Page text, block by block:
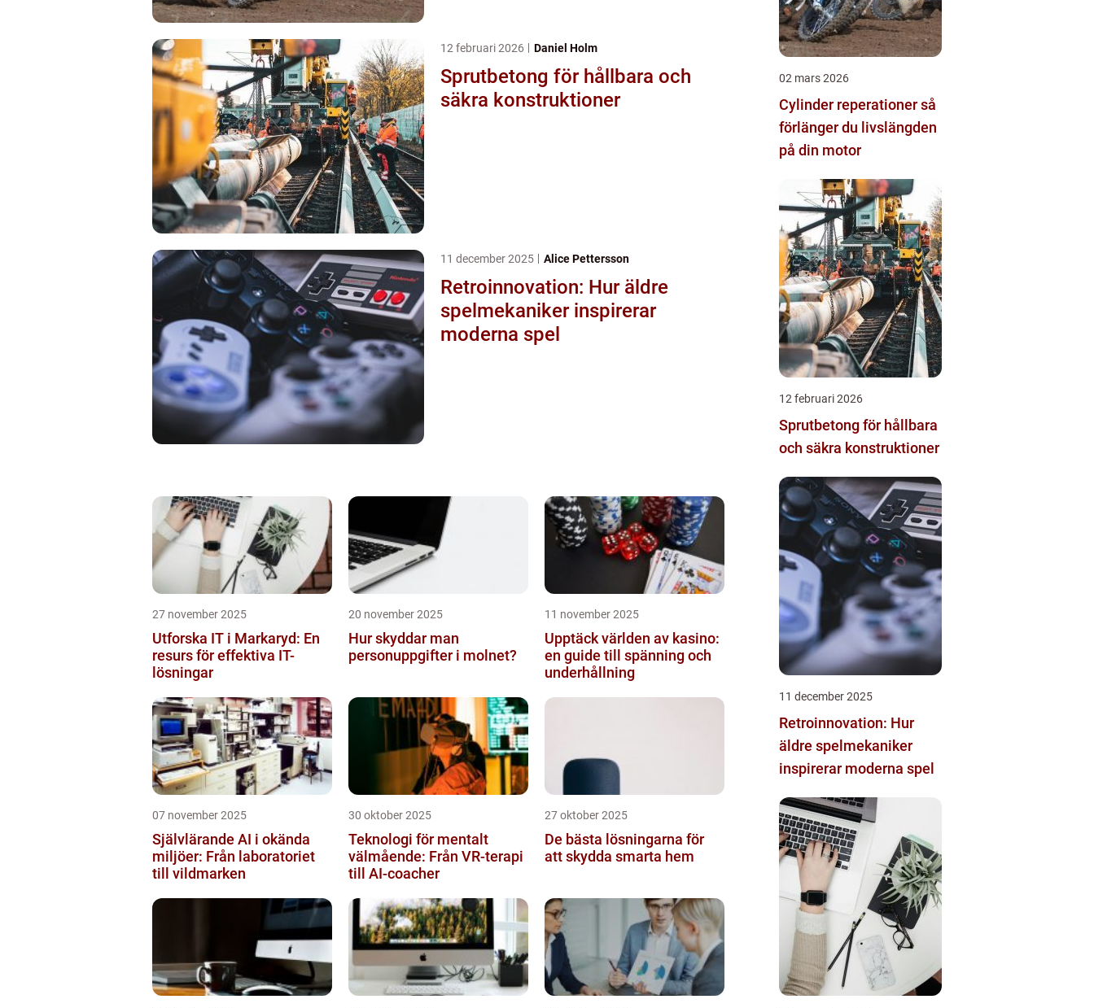
12 februari 2026 Daniel Holm
Sprutbetong för hållbara och
säkra konstruktioner
11 december 2025 Alice Pettersson
Retroinnovation: Hur äldre
spelmekaniker inspirerar
moderna spel
27 november 2025
Utforska IT i Markaryd: En
resurs för effektiva IT-
lösningar
20 november 2025
Hur skyddar man
personuppgifter i molnet?
11 november 2025
Upptäck världen av kasino:
en guide till spänning och
underhållning
07 november 2025
Självlärande AI i okända
miljöer: Från laboratoriet
till vildmarken
30 oktober 2025
Teknologi för mentalt
välmående: Från VR-terapi
till AI-coacher
27 oktober 2025
De bästa lösningarna för
att skydda smarta hem
02 mars 2026
Cylinder reperationer så
förlänger du livslängden
på din motor
12 februari 2026
Sprutbetong för hållbara
och säkra konstruktioner
11 december 2025
Retroinnovation: Hur
äldre spelmekaniker
inspirerar moderna spel